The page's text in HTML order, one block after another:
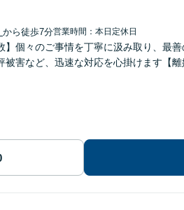
から徒歩7分営業時間：本日定休日
】個々のご事情を丁寧に汲み取り、最
被害など、迅速な対応を心掛けます【